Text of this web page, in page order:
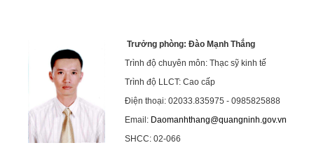
Trưởng phòng: Đào Mạnh Thắng
Trình độ chuyên môn: Thạc sỹ kinh tế
Trình độ LLCT: Cao cấp
Điện thoại: 02033.835975 - 0985825888
Email: Daomanhthang@quangninh.gov.vn
SHCC: 02-066